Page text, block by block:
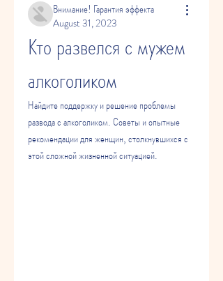
Внимание! Гарантия эффекта
August 31, 2023
Кто развелся с мужем
алкоголиком
Найдите поддержку и решение проблемы
развода с алкоголиком. Советы и опытные
рекомендации для женщин, столкнувшихся с
этой сложной жизненной ситуацией.